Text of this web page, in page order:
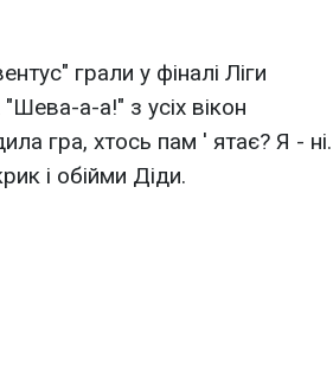
грали у фіналі Ліги
а-а!" з усіх вікон
гра, хтось пам ' ятає? Я - ні.
і обійми Діди.